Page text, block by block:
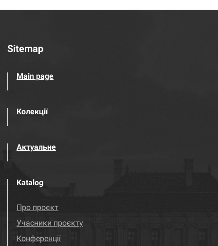
Sitemap
Main page
Колекції
Актуальне
Katalog
Про проєкт
Учасники проєкту
Конференції